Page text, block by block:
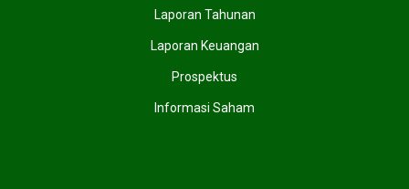
Laporan Tahunan
Laporan Keuangan
Prospektus
Informasi Saham